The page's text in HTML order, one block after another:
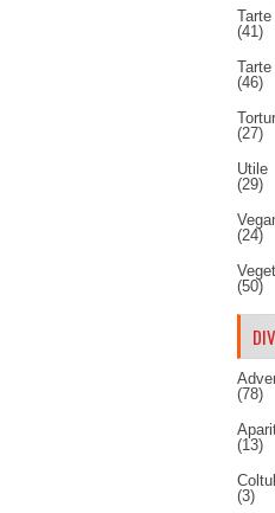
(41)
(46)
(27)
Utile
(29)
(24)
(50)
(78)
(13)
(3)